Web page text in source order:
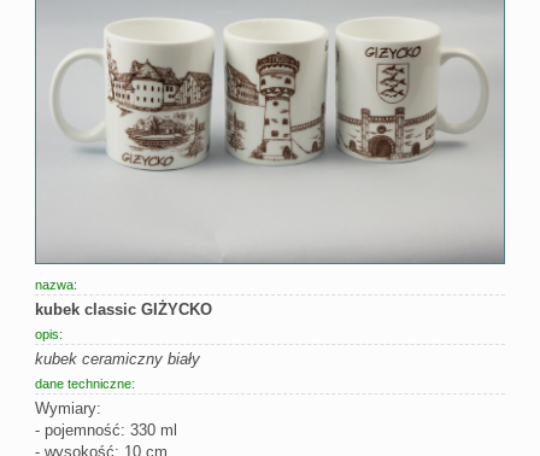
nazwa:
kubek classic GIŻYCKO
opis:
kubek ceramiczny biały
dane techniczne:
Wymiary:
- pojemność: 330 ml
- wysokość: 10 cm